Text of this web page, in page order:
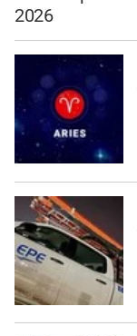
2026